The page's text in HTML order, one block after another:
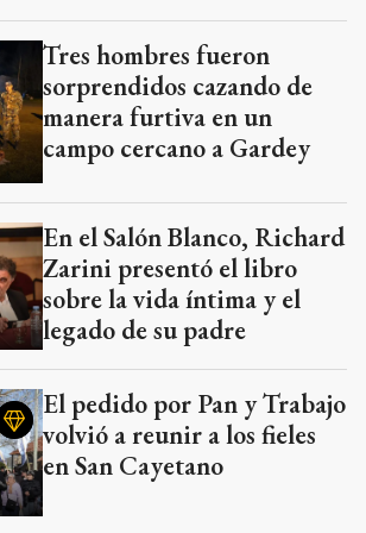
Tres hombres fueron
sorprendidos cazando de
manera furtiva en un
campo cercano a Gardey
En el Salón Blanco, Richard
Zarini presentó el libro
sobre la vida íntima y el
legado de su padre
El pedido por Pan y Trabajo
volvió a reunir a los fieles
en San Cayetano